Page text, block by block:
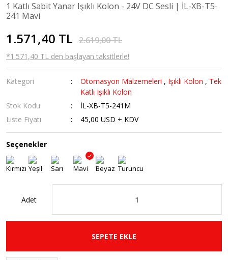
1 Katlı Sabit Yanar Işıklı Kolon - 24V DC Sesli | İL-XB-T5-
241 Mavi
1.571,40 TL 2.619,00 TL
*1.571,40 TL den başlayan taksitlerle!
Kategori Otomasyon Malzemeleri , Işıklı Kolon , Tek
Katlı Işıklı Kolon
Stok Kodu
İL-XB-T5-241M
Liste Fiyatı
45,00 USD + KDV
Seçenekler
Adet
SEPETE EKLE